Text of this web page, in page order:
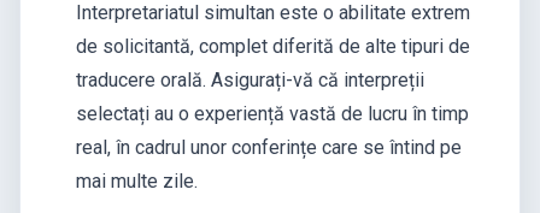
Interpretariatul simultan este o abilitate extrem
de solicitantă, complet diferită de alte tipuri de
traducere orală. Asigurați-vă că interpreții
selectați au o experiență vastă de lucru în timp
real, în cadrul unor conferințe care se întind pe
mai multe zile.